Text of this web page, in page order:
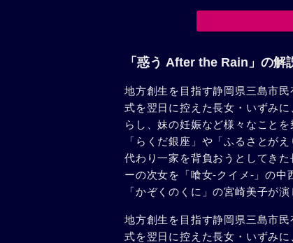
「惑う After the Rain」の解
地方創生を目指す静岡県三島市
式を翌日に控えた長女・いずみ
らし、妹の妊娠など様々なこと
「らくだ銀座」や「ふるさとが
代わり一家を背負おうとしてき
ーの次女を「喰女-クイメ-」の中
「かぞくのくに」の宮崎美子が
地方創生を目指す静岡県三島市
式を翌日に控えた長女・いずみ